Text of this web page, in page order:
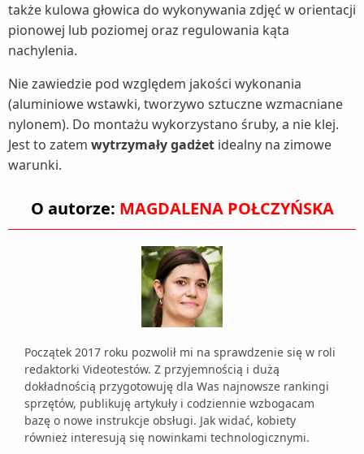
także kulowa głowica do wykonywania zdjęć w orientacji
pionowej lub poziomej oraz regulowania kąta
nachylenia.
Nie zawiedzie pod względem jakości wykonania
(aluminiowe wstawki, tworzywo sztuczne wzmacniane
nylonem). Do montażu wykorzystano śruby, a nie klej.
Jest to zatem wytrzymały gadżet idealny na zimowe
warunki.
O autorze: MAGDALENA POŁCZYŃSKA
Początek 2017 roku pozwolił mi na sprawdzenie się w roli
redaktorki Videotestów. Z przyjemnością i dużą
dokładnością przygotowuję dla Was najnowsze rankingi
sprzętów, publikuję artykuły i codziennie wzbogacam
bazę o nowe instrukcje obsługi. Jak widać, kobiety
również interesują się nowinkami technologicznymi.